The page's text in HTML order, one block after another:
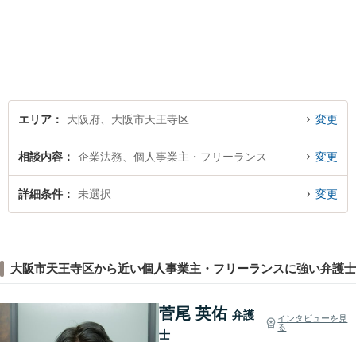
し、丁寧かつ柔軟な対応を心
がけています。
エリア 大阪府、大阪市天王寺区 変更
相談内容 企業法務、個人事業主・フリーランス 変更
詳細条件 未選択 変更
大阪市天王寺区から近い個人事業主・フリーランスに強い弁護士
菅尾 英佑 弁護
士
インタビューを見
る